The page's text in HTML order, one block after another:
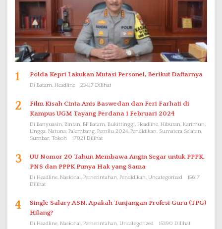
1 Polda Kepri Lakukan Mutasi Personel, Berikut Daftarnya
Di Batam, Headline 23417 Dilihat
2
Film Kisah Cinta Anis Baswedan dan Feri Farhati di
Kampus UGM Tayang Perdana 1 Februari 2024
Di Banyuasin, Bintan, BP Batam, Bukittinggi, Headline, Hiburan, Karimun,
Lingga, Natuna, Palembang, Pemilu 2024, Pendidikan, Sumatera Selatan,
Sumbar, Tokoh
17821 Dilihat
3
UU Nomor 20 Tahun Membawa Angin Segar untuk PPPK.
PNS dan PPPK Punya Hak yang Sama
Di Headline, Nasional, Pemerintahan, Pendidikan, Uncategorized
15617
Dilihat
4
Single Salary ASN, Apakah Tunjangan Profesi Guru (TPG)
Hilang?
Di Headline, Nasional, Pemerintahan, Uncategorized 15390 Dilihat